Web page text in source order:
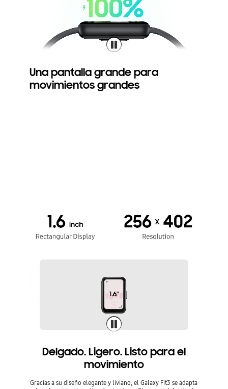
Una pantalla grande para
movimientos grandes
Delgado. Ligero. Listo para el
movimiento
Gracias a su diseño elegante y liviano, el Galaxy Fit3 se adapta